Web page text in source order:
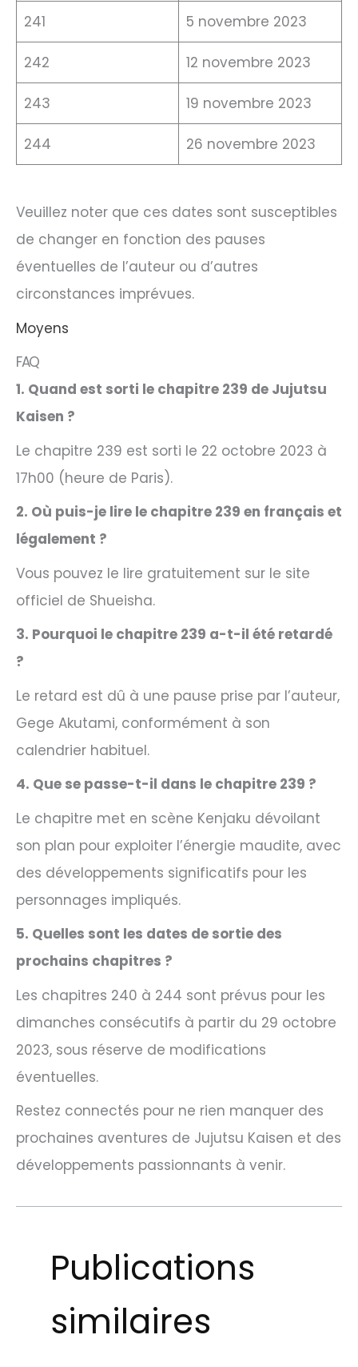
241 5 novembre 2023
242 12 novembre 2023
243 19 novembre 2023
244 26 novembre 2023
Veuillez noter que ces dates sont susceptibles
de changer en fonction des pauses
éventuelles de l’auteur ou d’autres
circonstances imprévues.
Moyens
FAQ
1. Quand est sorti le chapitre 239 de Jujutsu
Kaisen ?
Le chapitre 239 est sorti le 22 octobre 2023 à
17h00 (heure de Paris).
2. Où puis-je lire le chapitre 239 en français et
légalement ?
Vous pouvez le lire gratuitement sur le site
officiel de Shueisha.
3. Pourquoi le chapitre 239 a-t-il été retardé
?
Le retard est dû à une pause prise par l’auteur,
Gege Akutami, conformément à son
calendrier habituel.
4. Que se passe-t-il dans le chapitre 239 ?
Le chapitre met en scène Kenjaku dévoilant
son plan pour exploiter l’énergie maudite, avec
des développements significatifs pour les
personnages impliqués.
5. Quelles sont les dates de sortie des
prochains chapitres ?
Les chapitres 240 à 244 sont prévus pour les
dimanches consécutifs à partir du 29 octobre
2023, sous réserve de modifications
éventuelles.
Restez connectés pour ne rien manquer des
prochaines aventures de Jujutsu Kaisen et des
développements passionnants à venir.
Publications
similaires